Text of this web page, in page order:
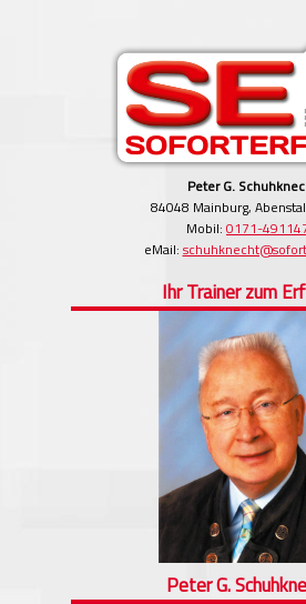
Ihr Trainer zum
Peter G.
Peter G.
84048 Mainburg,
Mobil: 0171-
eMail: